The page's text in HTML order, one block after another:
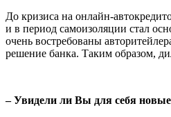
До кризиса на онлайн-
и в период самоизоляции стал
очень востребованы
решение банка. Таким образом,
– Увидели ли Вы для себя